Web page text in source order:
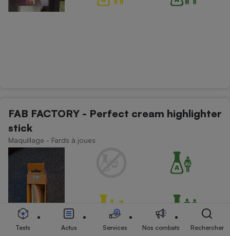
FAB FACTORY - Perfect cream highlighter
stick
Maquillage - Fards à joues
Tests Actus Services Nos combats Rechercher